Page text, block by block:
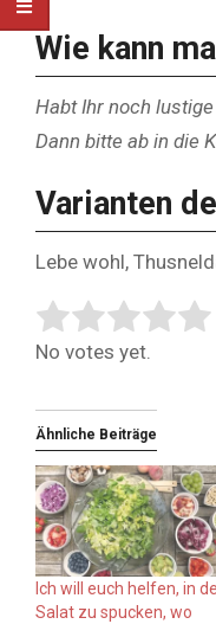
Wie kann
Habt Ihr noch
Dann bitte ab in die
Varianten
Lebe wohl,
Rate this item:
Submit Rating
No votes yet.
Ähnliche Beiträge
Ich will euch helfen, in
Salat zu spucken, wo